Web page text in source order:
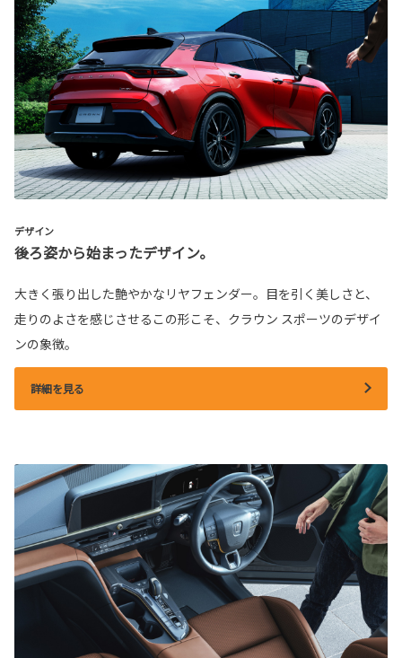
デザイン
後ろ姿から始まったデザイン。
大きく張り出した艶やかなリヤフェンダー。目を引く美しさと、
走りのよさを感じさせるこの形こそ、クラウン スポーツのデザイ
ンの象徴。
詳細を見る